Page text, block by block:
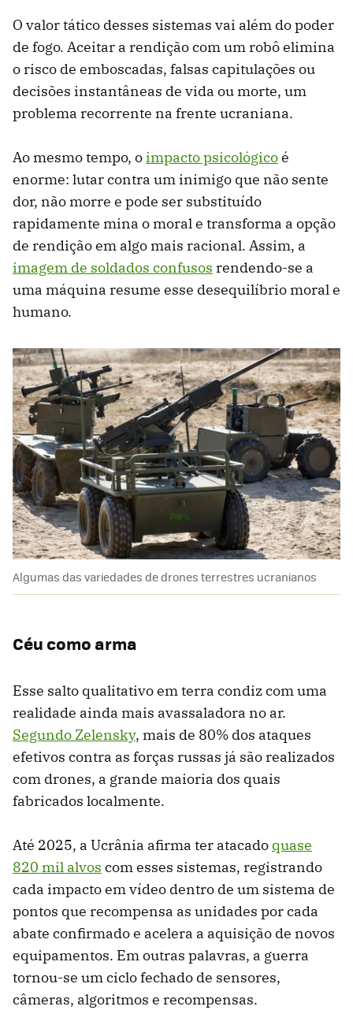
O valor tático desses sistemas vai além do poder
de fogo. Aceitar a rendição com um robô elimina
o risco de emboscadas, falsas capitulações ou
decisões instantâneas de vida ou morte, um
problema recorrente na frente ucraniana.
Ao mesmo tempo, oimpacto psicológicoé
enorme: lutar contra um inimigo que não sente
dor, não morre e pode ser substituído
rapidamente mina o moral e transforma a opção
de rendição em algo mais racional. Assim, a
imagem de soldados confusos rendendo-se a
uma máquina resume esse desequilíbrio moral e
humano.
Algumas das variedades de drones terrestres ucranianos
Céu como arma
Esse salto qualitativo em terra condiz com uma
realidade ainda mais avassaladora no ar.
Segundo Zelensky, mais de 80% dos ataques
efetivos contra as forças russas já são realizados
com drones, a grande maioria dos quais
fabricados localmente.
Até 2025, a Ucrânia afirma ter atacado quase
820 mil alvos com esses sistemas, registrando
cada impacto em vídeo dentro de um sistema de
pontos que recompensa as unidades por cada
abate confirmado e acelera a aquisição de novos
equipamentos. Em outras palavras, a guerra
tornou-se um ciclo fechado de sensores,
câmeras, algoritmos e recompensas.